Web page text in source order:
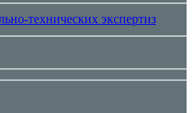
технических экспертиз